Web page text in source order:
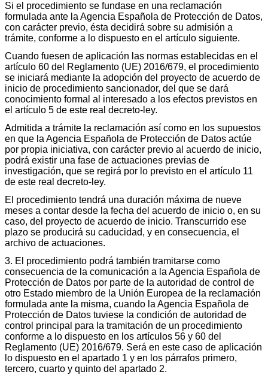
Si el procedimiento se fundase en una reclamación
formulada ante la Agencia Española de Protección de Datos,
con carácter previo, ésta decidirá sobre su admisión a
trámite, conforme a lo dispuesto en el artículo siguiente.
Cuando fuesen de aplicación las normas establecidas en el
artículo 60 del Reglamento (UE) 2016/679, el procedimiento
se iniciará mediante la adopción del proyecto de acuerdo de
inicio de procedimiento sancionador, del que se dará
conocimiento formal al interesado a los efectos previstos en
el artículo 5 de este real decreto-ley.
Admitida a trámite la reclamación así como en los supuestos
en que la Agencia Española de Protección de Datos actúe
por propia iniciativa, con carácter previo al acuerdo de inicio,
podrá existir una fase de actuaciones previas de
investigación, que se regirá por lo previsto en el artículo 11
de este real decreto-ley.
El procedimiento tendrá una duración máxima de nueve
meses a contar desde la fecha del acuerdo de inicio o, en su
caso, del proyecto de acuerdo de inicio. Transcurrido ese
plazo se producirá su caducidad, y en consecuencia, el
archivo de actuaciones.
3. El procedimiento podrá también tramitarse como
consecuencia de la comunicación a la Agencia Española de
Protección de Datos por parte de la autoridad de control de
otro Estado miembro de la Unión Europea de la reclamación
formulada ante la misma, cuando la Agencia Española de
Protección de Datos tuviese la condición de autoridad de
control principal para la tramitación de un procedimiento
conforme a lo dispuesto en los artículos 56 y 60 del
Reglamento (UE) 2016/679. Será en este caso de aplicación
lo dispuesto en el apartado 1 y en los párrafos primero,
tercero, cuarto y quinto del apartado 2.